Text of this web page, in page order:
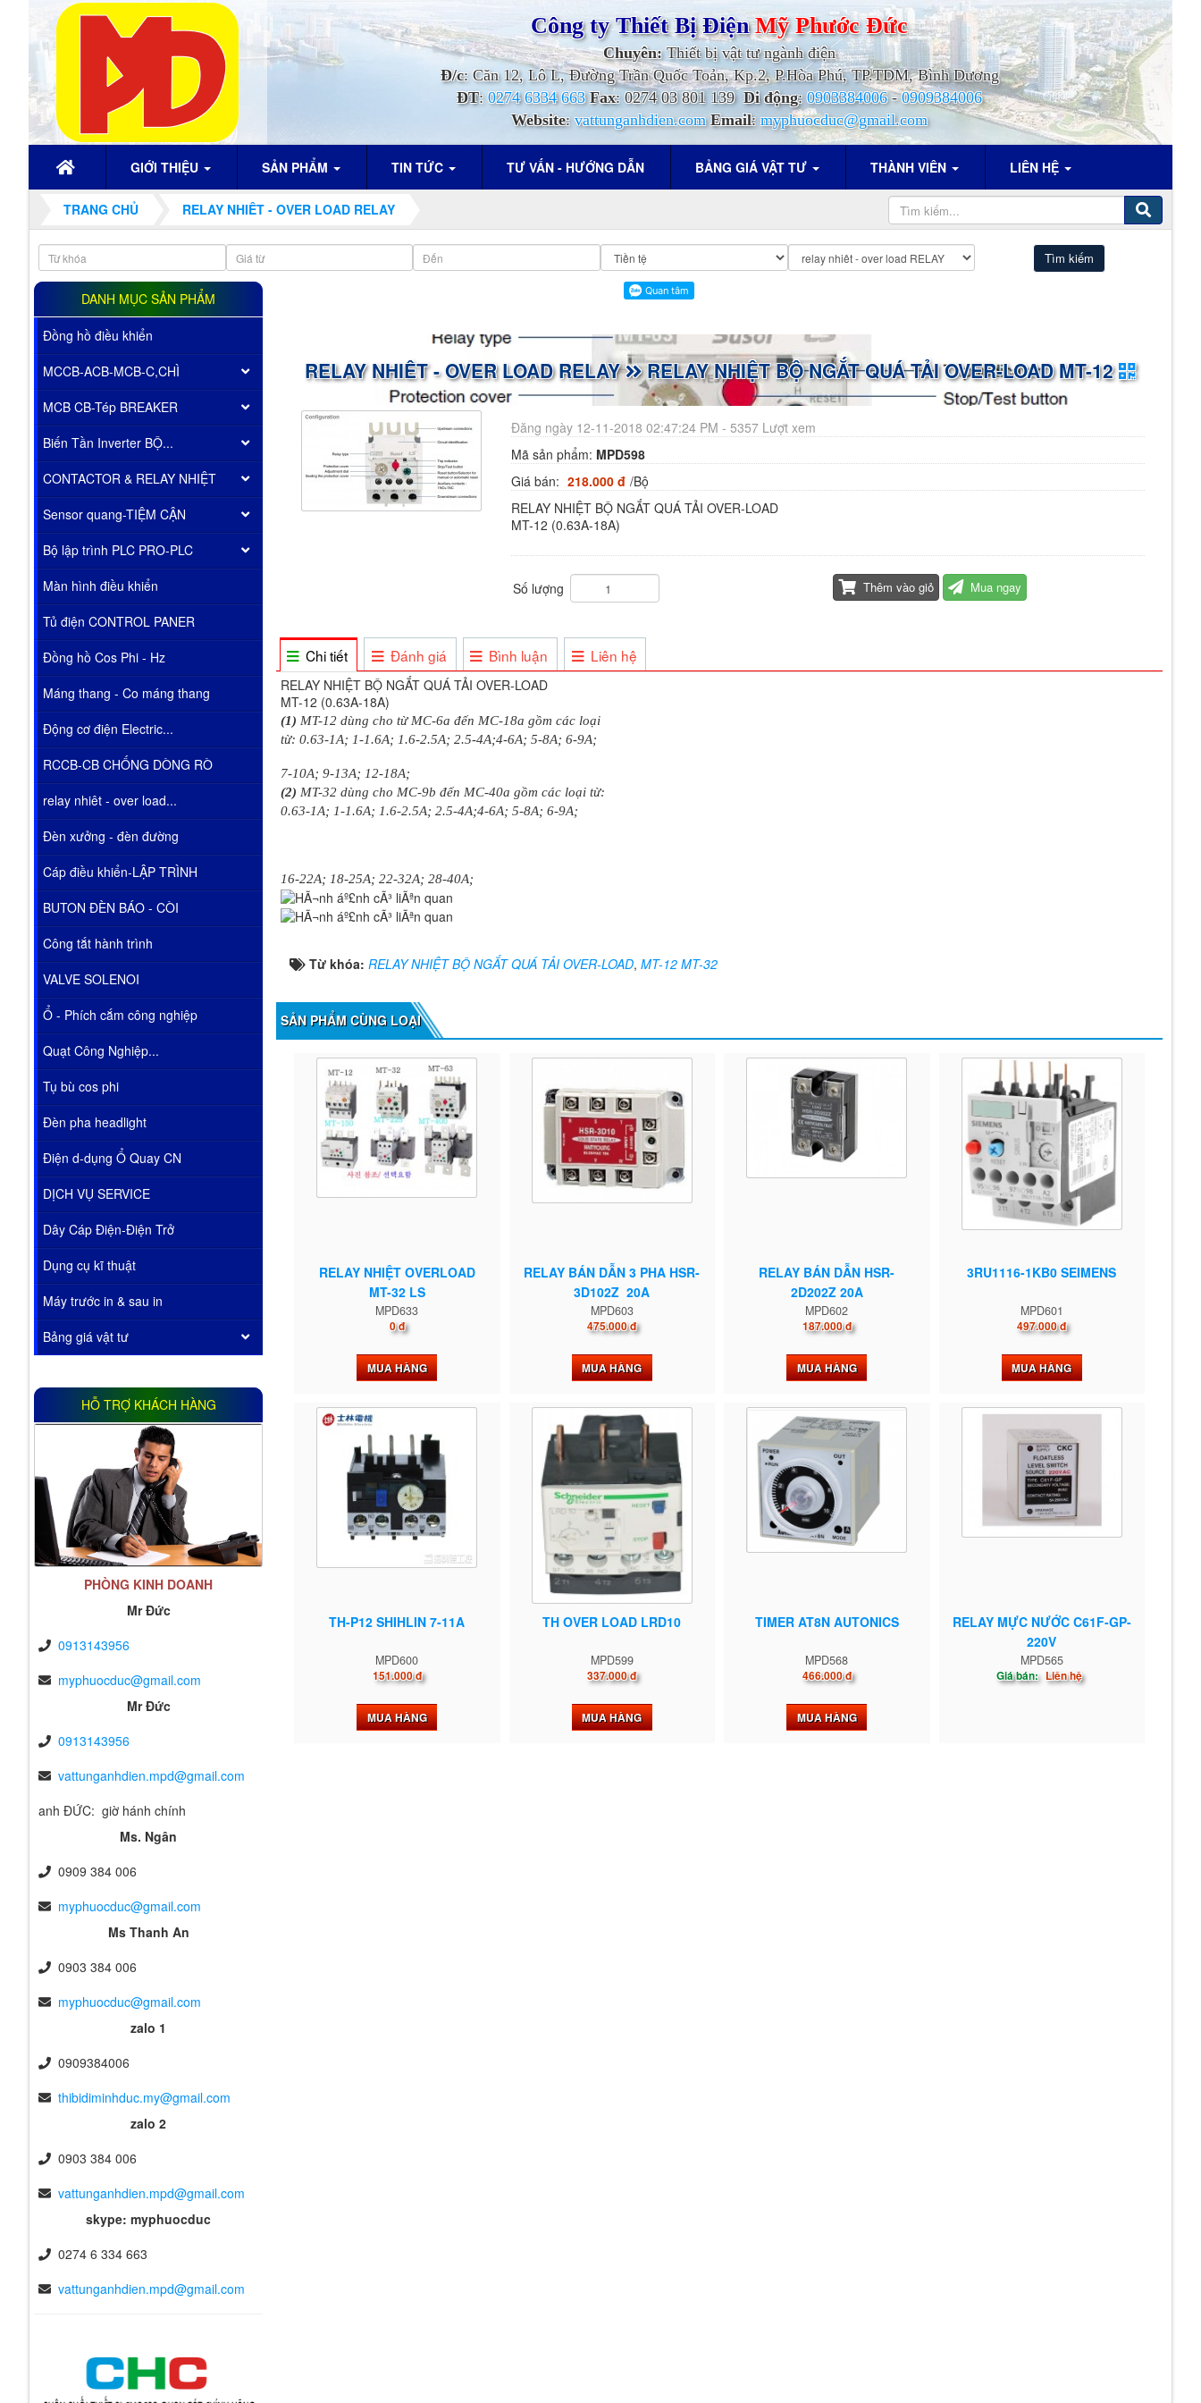
Công ty Thiết Bị ĐiệnMỹ PhướcĐức
Chuyên:Thiết bị vật tư ngành điện
Đ/c: Căn 12, Lô L, Đường Trần Quốc Toản, Kp.2, P.Hòa Phú, TP.TDM, Bình Dương
ĐT:0274 6334 663 Fax: 0274 03 801 139 Di động:0903384006-0909384006
Website:vattunganhdien.com Email:myphuocduc@gmail.com
GIỚI THIỆU SẢN PHẨM TIN TỨC TƯ VẤN - HƯỚNG DẪN BẢNG GIÁ VẬT TƯ THÀNH VIÊN LIÊN HỆ
TRANG CHỦ RELAY NHIÊT - OVER LOAD RELAY
RELAY NHIÊT - OVER LOAD RELAY RELAY NHIỆT BỘ NGẮT QUÁ TẢI OVER-LOAD MT-12
Đăng ngày 12-11-2018 02:47:24 PM - 5357 Lượt xem
Mã sản phẩm: MPD598
Giá bán: 218.000 đ /Bộ
RELAY NHIỆT BỘ NGẮT QUÁ TẢI OVER-LOAD
MT-12 (0.63A-18A)
Số lượng Thêm vào giỏ Mua ngay
Chi tiết Đánh giá Bình luận Liên hệ
RELAY NHIỆT BỘ NGẮT QUÁ TẢI OVER-LOAD
MT-12 (0.63A-18A)
(1) MT-12 dùng cho từ MC-6a đến MC-18a gồm các loại
từ: 0.63-1A; 1-1.6A; 1.6-2.5A; 2.5-4A;4-6A; 5-8A; 6-9A;
7-10A; 9-13A; 12-18A;
(2) MT-32 dùng cho MC-9b đến MC-40a gồm các loại từ:
0.63-1A; 1-1.6A; 1.6-2.5A; 2.5-4A;4-6A; 5-8A; 6-9A;
16-22A; 18-25A; 22-32A; 28-40A;
Từ khóa:RELAY NHIỆT BỘ NGẮT QUÁ TẢI OVER-LOAD,MT-12 MT-32
SẢN PHẨM CÙNG LOẠI
RELAY NHIỆT OVERLOAD
MT-32 LS
MPD633
0 đ
MUA HÀNG
RELAY BÁN DẪN 3 PHA HSR-
3D102Z 20A
MPD603
475.000 đ
MUA HÀNG
RELAY BÁN DẪN HSR-
2D202Z 20A
MPD602
187.000 đ
MUA HÀNG
3RU1116-1KB0 SEIMENS
MPD601
497.000 đ
MUA HÀNG
TH-P12 SHIHLIN 7-11A
MPD600
151.000 đ
MUA HÀNG
TH OVER LOAD LRD10
MPD599
337.000 đ
MUA HÀNG
TIMER AT8N AUTONICS
MPD568
466.000 đ
MUA HÀNG
RELAY MỰC NƯỚC C61F-GP-
220V
MPD565
Giá bán: Liên hệ
DANH MỤC SẢN PHẨM
Đồng hồ điều khiển
MCCB-ACB-MCB-C,CHÌ
MCB CB-Tép BREAKER
Biến Tần Inverter BỘ...
CONTACTOR & RELAY NHIỆT
Sensor quang-TIỆM CẬN
Bộ lập trình PLC PRO-PLC
Màn hình điều khiển
Tủ điện CONTROL PANER
Đồng hồ Cos Phi - Hz
Máng thang - Co máng thang
Động cơ điện Electric...
RCCB-CB CHỐNG DÒNG RÒ
relay nhiêt - over load...
Đèn xưởng - đèn đường
Cáp điều khiển-LẬP TRÌNH
BUTON ĐÈN BÁO - CÒI
Công tắt hành trình
VALVE SOLENOI
Ổ - Phích cắm công nghiệp
Quạt Công Nghiệp...
Tụ bù cos phi
Đèn pha headlight
Điện d-dụng Ổ Quay CN
DỊCH VỤ SERVICE
Dây Cáp Điện-Điện Trở
Dụng cụ kĩ thuật
Máy trước in & sau in
Bảng giá vật tư
HỖ TRỢ KHÁCH HÀNG
PHÒNG KINH DOANH
Mr Đức
0913143956
myphuocduc@gmail.com
Mr Đức
0913143956
vattunganhdien.mpd@gmail.com
anh ĐỨC: giờ hánh chính
Ms. Ngân
0909 384 006
myphuocduc@gmail.com
Ms Thanh An
0903 384 006
myphuocduc@gmail.com
zalo 1
0909384006
thibidiminhduc.my@gmail.com
zalo 2
0903 384 006
vattunganhdien.mpd@gmail.com
skype: myphuocduc
0274 6 334 663
vattunganhdien.mpd@gmail.com